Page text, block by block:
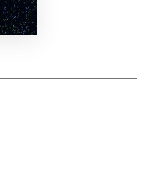
info@elvislab.lt